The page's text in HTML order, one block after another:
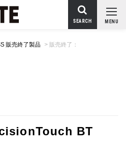
MENU
SEARCH
販売終了製品 > 販売終了：
BT